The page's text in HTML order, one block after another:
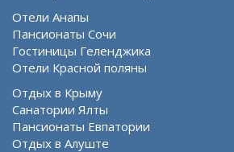
Отели Анапы
Пансионаты Сочи
Гостиницы Геленджика
Отели Красной поляны
Отдых в Крыму
Санатории Ялты
Пансионаты Евпатории
Отдых в Алуште